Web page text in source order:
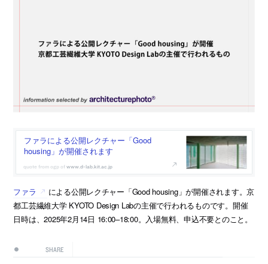
ファラによる公開レクチャー「Good
housing」が開催されます
www.d-lab.kit.ac.jp
ファラ
による公開レクチャー「Good housing」が開催されます。京
都工芸繊維大学 KYOTO Design Labの主催で行われるものです。開催
日時は、2025年2⽉14⽇ 16:00–18:00。入場無料、申込不要とのこと。
SHARE